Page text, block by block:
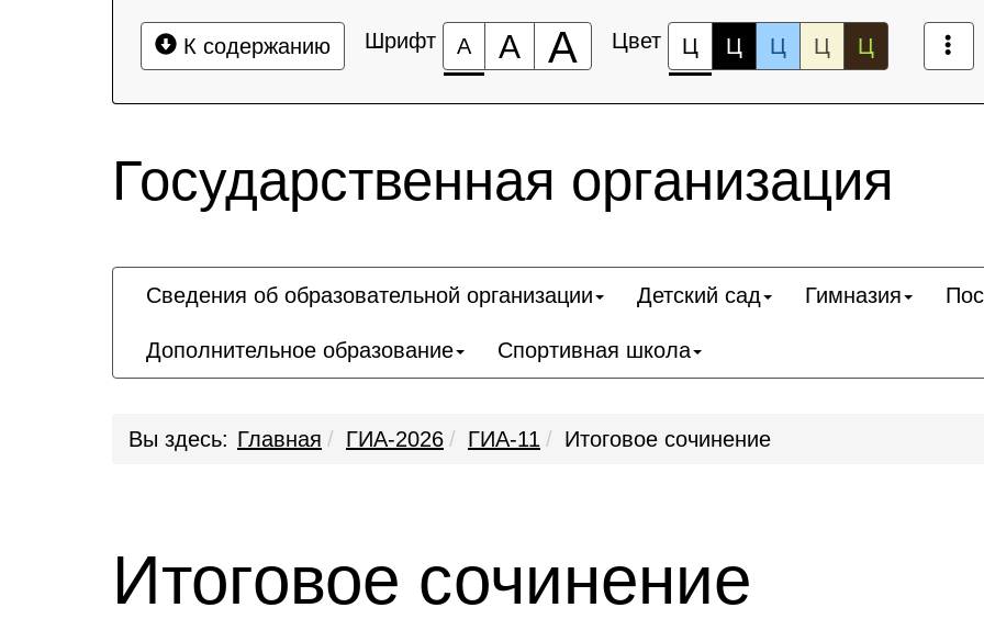
К содержанию Шрифт А А А Цвет Ц Ц Ц Ц Ц
Государственная организация
Сведения об образовательной организации Детский сад Гимназия
Дополнительное образование Спортивная школа
Вы здесь: Главная ГИА-2026 ГИА-11 Итоговое сочинение
Итоговое сочинение